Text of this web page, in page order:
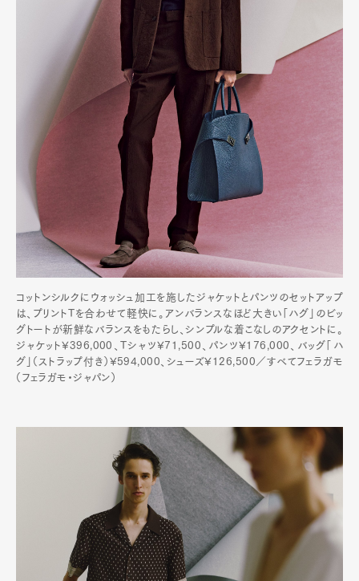
コットンシルクにウォッシュ加工を施したジャケットとパンツのセットアップ
は、プリントTを合わせて軽快に。アンバランスなほど大きい「ハグ」のビッ
グトートが新鮮なバランスをもたらし、シンプルな着こなしのアクセントに。
ジャケット¥396,000、Tシャツ¥71,500、パンツ¥176,000、バッグ「ハ
グ」（ストラップ付き）¥594,000、シューズ¥126,500／すべてフェラガモ
（フェラガモ・ジャパン）